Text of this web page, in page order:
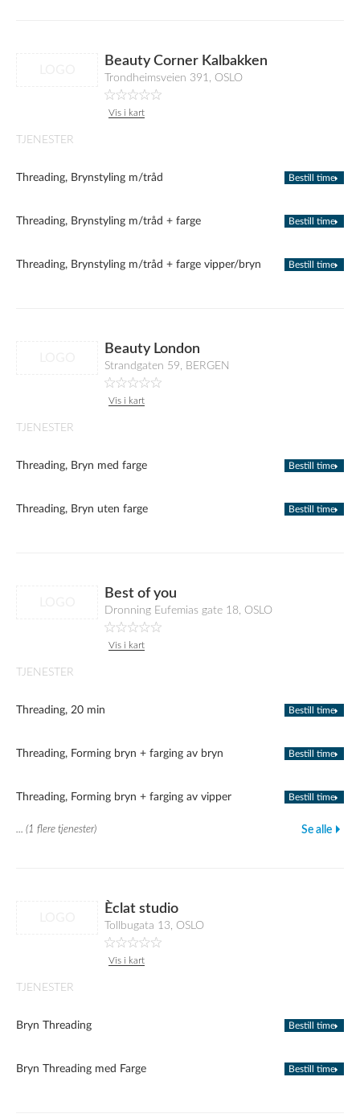
Beauty Corner Kalbakken
Trondheimsveien 391, OSLO
Vis i kart
TJENESTER
Threading, Brynstyling m/tråd Bestill time
Threading, Brynstyling m/tråd + farge Bestill time
Threading, Brynstyling m/tråd + farge vipper/bryn Bestill time
Beauty London
Strandgaten 59, BERGEN
Vis i kart
TJENESTER
Threading, Bryn med farge Bestill time
Threading, Bryn uten farge Bestill time
Best of you
Dronning Eufemias gate 18, OSLO
Vis i kart
TJENESTER
Threading, 20 min Bestill time
Threading, Forming bryn + farging av bryn Bestill time
Threading, Forming bryn + farging av vipper Bestill time
... (1 flere tjenester) Se alle
Èclat studio
Tollbugata 13, OSLO
Vis i kart
TJENESTER
Bryn Threading Bestill time
Bryn Threading med Farge Bestill time